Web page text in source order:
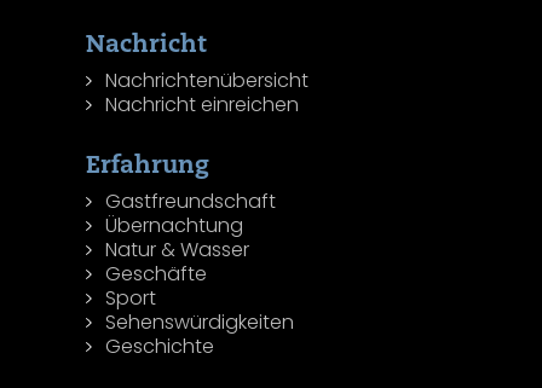
Nachricht
Nachrichtenübersicht
Nachricht einreichen
Erfahrung
Gastfreundschaft
Übernachtung
Natur & Wasser
Geschäfte
Sport
Sehenswürdigkeiten
Geschichte